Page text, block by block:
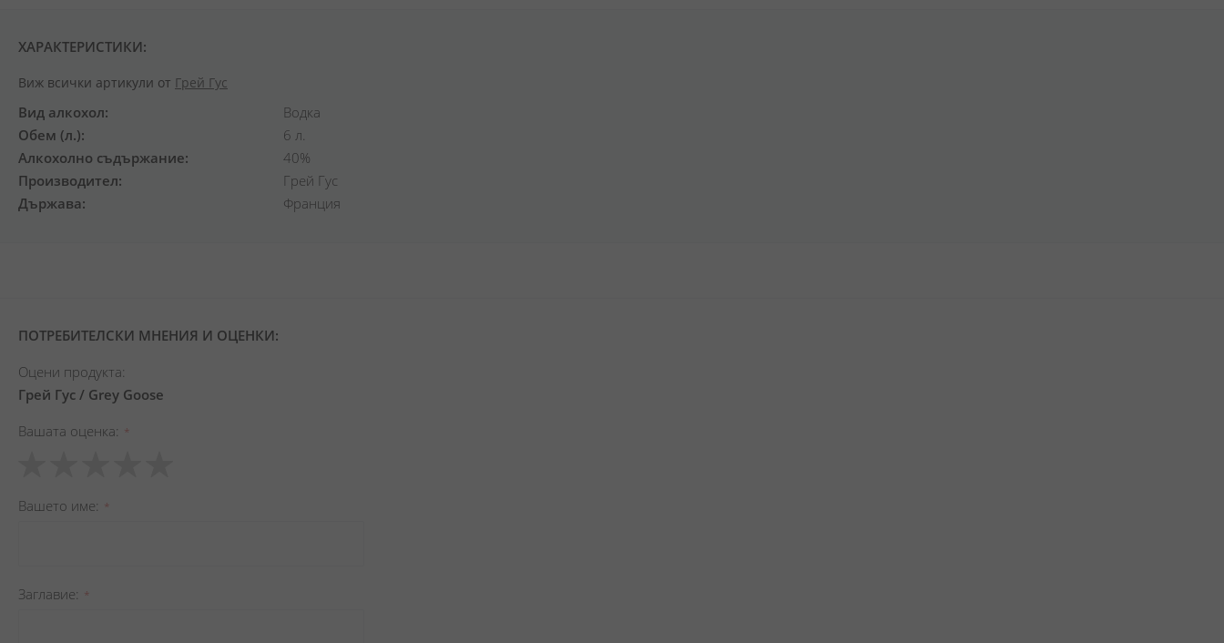
ХАРАКТЕРИСТИКИ:
Виж всички артикули от Грей Гус
Вид алкохол
Водка
Обем (л.)
6 л.
Алкохолно съдържание
40%
Производител
Грей Гус
Държава
Франция
ПОТРЕБИТЕЛСКИ МНЕНИЯ И ОЦЕНКИ:
Оцени продукта:
Грей Гус / Grey Goose
Вашата оценка
star
stars
stars
stars
stars
Вашето име
Заглавиe